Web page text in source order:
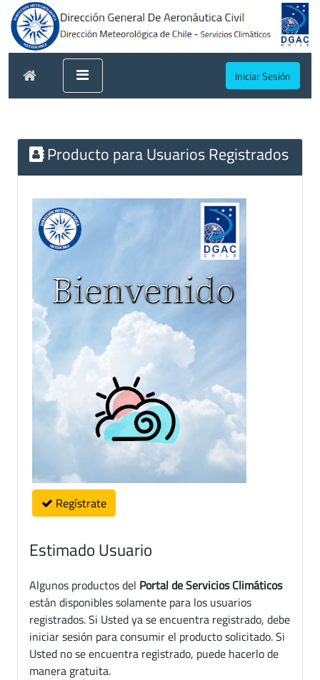
Iniciar Sesión
Producto para Usuarios Registrados
Regístrate
Estimado Usuario
Algunos productos del Portal de Servicios Climáticos
están disponibles solamente para los usuarios
registrados. Si Usted ya se encuentra registrado, debe
iniciar sesión para consumir el producto solicitado. Si
Usted no se encuentra registrado, puede hacerlo de
manera gratuita.